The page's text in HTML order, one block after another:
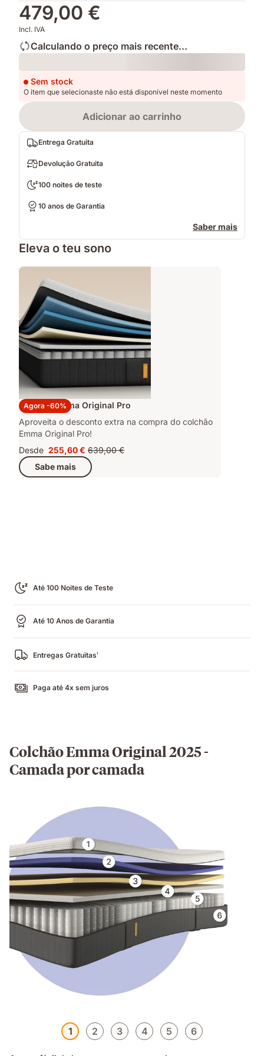
479,00 €
Incl. IVA
Calculando o preço mais recente...
Loading
Sem stock
O item que selecionaste não está disponível neste momento
Adicionar ao carrinho
Entrega Gratuita
Devolução Gratuita
100 noites de teste
10 anos de Garantia
Saber mais
Eleva o teu sono
Agora -60%
Colchão Emma Original Pro
Aproveita o desconto extra na compra do colchão
Emma Original Pro!
Desde Preço
255,60 €
255,60 € Preço
original
639,00 €
639,00 €
Sabe mais
Até 100 Noites de Teste
Até 10 Anos de Garantia
Entregas Gratuitas1
Paga até 4x sem juros
Colchão Emma Original 2025 -
Camada por camada
1 2 3 4 5 6